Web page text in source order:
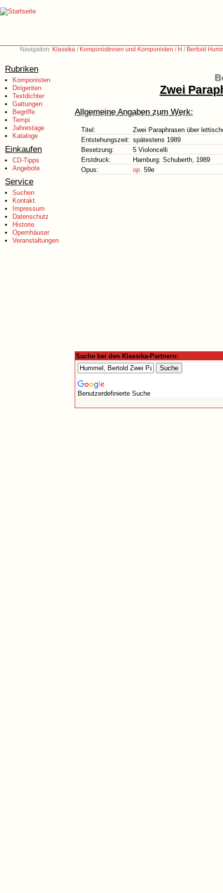
Navigation: Klassika / Komponistinnen und Komponisten / H / Bertold
Rubriken
Komponisten
Dirigenten
Textdichter
Gattungen
Begriffe
Tempi
Jahrestage
Kataloge
Einkaufen
CD-Tipps
Angebote
Service
Suchen
Kontakt
Impressum
Datenschutz
Historie
Opernhäuser
Veranstaltungen
Zwei
Allgemeine Angaben zum Werk:
Titel:
Zwei Paraphrasen über
Entstehungszeit: spätestens 1989
Besetzung:
5 Violoncelli
Erstdruck:
Hamburg: Schuberth, 1989
Opus:
op. 59e
Suche bei den Klassika-Partnern:
Benutzerdefinierte Suche